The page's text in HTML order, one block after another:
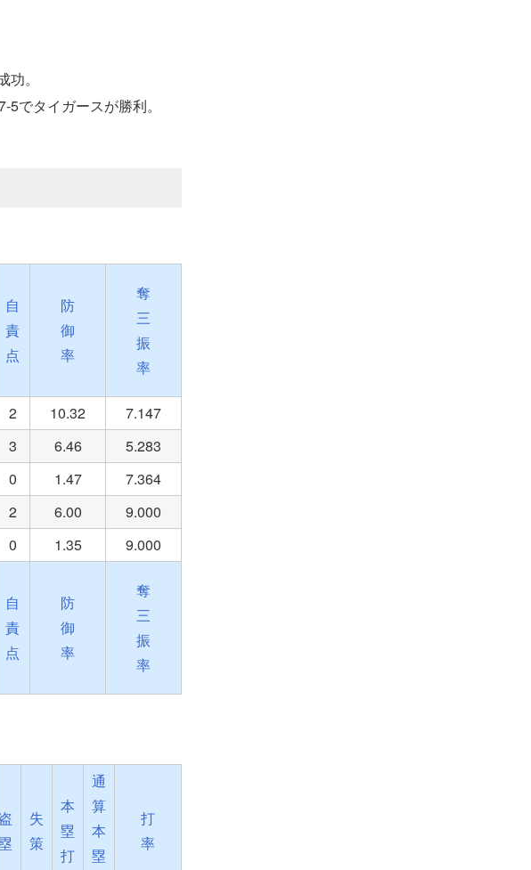
。
でタイガースが勝利。
自
責
点
防
御
率
奪
三
振
率
2 10.32
7.147
3 6.46
5.283
0 1.47
7.364
2 6.00
9.000
0 1.35 9.000
自
責
点
防
御
率
奪
三
振
率
盗
失
策
本
塁
打
通
算
本
塁
打
率